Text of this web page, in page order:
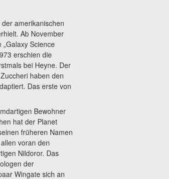
amerikanischen
Ab November
Science
erschien die
bei Heyne. Der
haben den
Das erste von
Bewohner
hat der Planet
früheren Namen
voran den
Nildoror. Das
der
Wingate sich an